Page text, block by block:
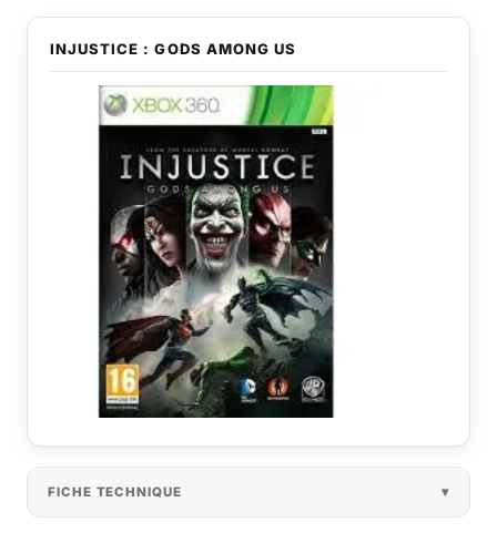
INJUSTICE : GODS AMONG US
FICHE TECHNIQUE